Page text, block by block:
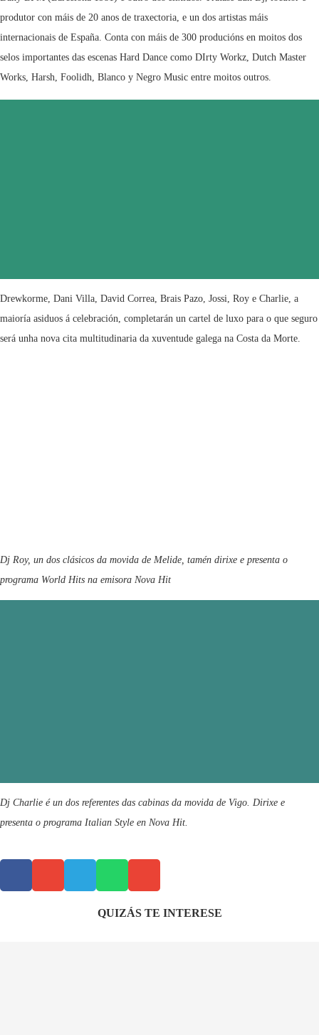
produtor con máis de 20 anos de traxectoria, e un dos artistas máis
internacionais de España. Conta con máis de 300 producións en moitos dos
selos importantes das escenas Hard Dance como DIrty Workz, Dutch Master
Works, Harsh, Foolidh, Blanco y Negro Music entre moitos outros.
Drewkorme, Dani Villa, David Correa, Brais Pazo, Jossi, Roy e Charlie, a
maioría asiduos á celebración, completarán un cartel de luxo para o que seguro
será unha nova cita multitudinaria da xuventude galega na Costa da Morte.
Dj Roy, un dos clásicos da movida de Melide, tamén dirixe e presenta o
programa World Hits na emisora Nova Hit
Dj Charlie é un dos referentes das cabinas da movida de Vigo. Dirixe e
presenta o programa Italian Style en Nova Hit.
QUIZÁS TE INTERESE